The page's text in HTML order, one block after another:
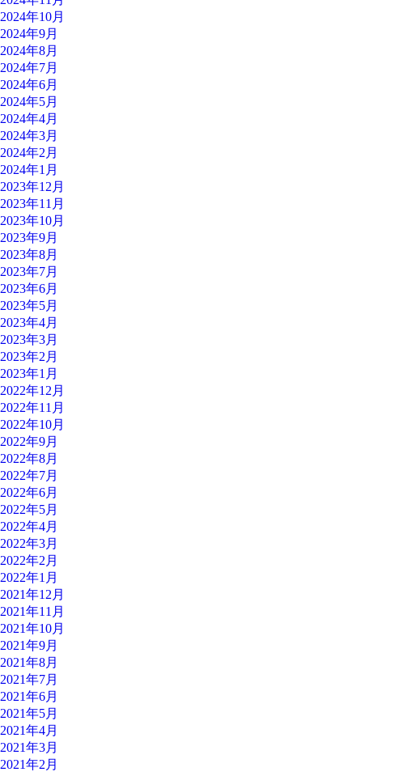
2024年10月
2024年9月
2024年8月
2024年7月
2024年6月
2024年5月
2024年4月
2024年3月
2024年2月
2024年1月
2023年12月
2023年11月
2023年10月
2023年9月
2023年8月
2023年7月
2023年6月
2023年5月
2023年4月
2023年3月
2023年2月
2023年1月
2022年12月
2022年11月
2022年10月
2022年9月
2022年8月
2022年7月
2022年6月
2022年5月
2022年4月
2022年3月
2022年2月
2022年1月
2021年12月
2021年11月
2021年10月
2021年9月
2021年8月
2021年7月
2021年6月
2021年5月
2021年4月
2021年3月
2021年2月